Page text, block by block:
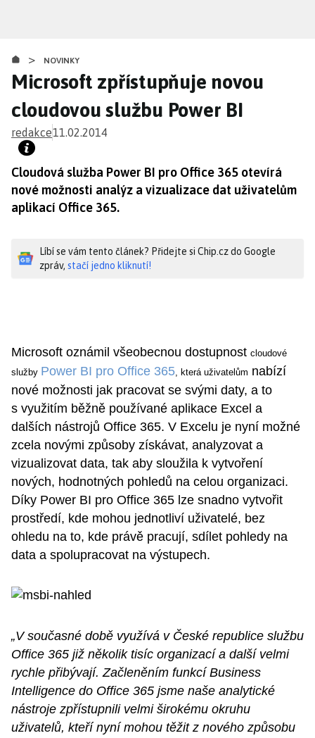
obsahu
> NOVINKY
Microsoft zpřístupňuje novou
cloudovou službu Power BI
redakce11.02.2014
Cloudová služba Power BI pro Office 365 otevírá
nové možnosti analýz a vizualizace dat uživatelům
aplikací Office 365.
Líbí se vám tento článek? Přidejte si Chip.cz do Google
zpráv, stačí jedno kliknutí!
Microsoft oznámil všeobecnou dostupnost cloudové
služby Power BI pro Office 365, která uživatelům nabízí
nové možnosti jak pracovat se svými daty, a to
s využitím běžně používané aplikace Excel a
dalších nástrojů Office 365. V Excelu je nyní možné
zcela novými způsoby získávat, analyzovat a
vizualizovat data, tak aby sloužila k vytvoření
nových, hodnotných pohledů na celou organizaci.
Díky Power BI pro Office 365 lze snadno vytvořit
prostředí, kde mohou jednotliví uživatelé, bez
ohledu na to, kde právě pracují, sdílet pohledy na
data a spolupracovat na výstupech.
„V současné době využívá v České republice službu
Office 365 již několik tisíc organizací a další velmi
rychle přibývají. Začleněním funkcí Business
Intelligence do Office 365 jsme naše analytické
nástroje zpřístupnili velmi širokému okruhu
uživatelů, kteří nyní mohou těžit z nového způsobu